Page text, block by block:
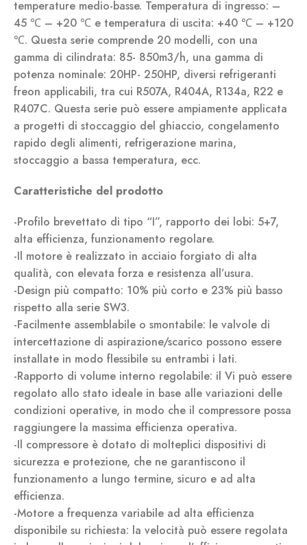
temperature medio-basse. Temperatura di ingresso: –
45 ℃ – +20 ℃ e temperatura di uscita: +40 ℃ – +120
℃. Questa serie comprende 20 modelli, con una
gamma di cilindrata: 85- 850m3/h, una gamma di
potenza nominale: 20HP- 250HP, diversi refrigeranti
freon applicabili, tra cui R507A, R404A, R134a, R22 e
R407C. Questa serie può essere ampiamente applicata
a progetti di stoccaggio del ghiaccio, congelamento
rapido degli alimenti, refrigerazione marina,
stoccaggio a bassa temperatura, ecc.
Caratteristiche del prodotto
-Profilo brevettato di tipo “I”, rapporto dei lobi: 5+7,
alta efficienza, funzionamento regolare.
-Il motore è realizzato in acciaio forgiato di alta
qualità, con elevata forza e resistenza all’usura.
-Design più compatto: 10% più corto e 23% più basso
rispetto alla serie SW3.
-Facilmente assemblabile o smontabile: le valvole di
intercettazione di aspirazione/scarico possono essere
installate in modo flessibile su entrambi i lati.
-Rapporto di volume interno regolabile: il Vi può essere
regolato allo stato ideale in base alle variazioni delle
condizioni operative, in modo che il compressore possa
raggiungere la massima efficienza operativa.
-Il compressore è dotato di molteplici dispositivi di
sicurezza e protezione, che ne garantiscono il
funzionamento a lungo termine, sicuro e ad alta
efficienza.
-Motore a frequenza variabile ad alta efficienza
disponibile su richiesta: la velocità può essere regolata